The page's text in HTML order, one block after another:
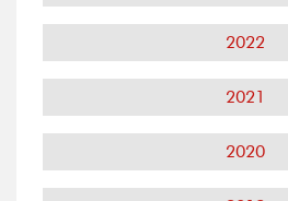
2022
2021
2020